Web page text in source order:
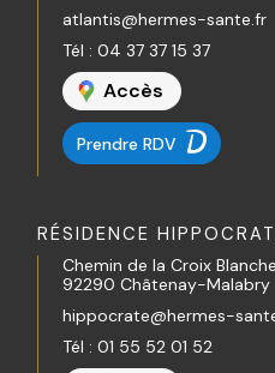
atlantis@hermes-sante.fr
Tél :04 37 37 15 37
Accès
Prendre RDV
RÉSIDENCE
Chemin de la Croix Blanche
92290 Châtenay-Malabry
hippocrate@hermes-
Tél :01 55 52 01 52